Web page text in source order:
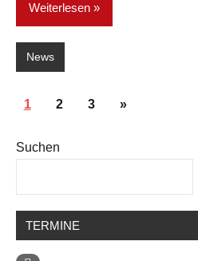
Weiterlesen
News
Seitennummerierung
Beiträge
1 2 3
Nächste
»
Suchen
TERMINE